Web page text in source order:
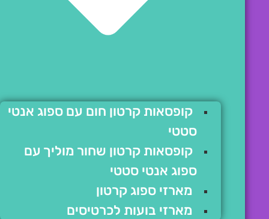
קופסאות קרטון חום עם ספוג אנטי
סטטי
קופסאות קרטון שחור מוליך עם
ספוג אנטי סטטי
מארזי ספוג קרטון
מארזי בועות לכרטיסים